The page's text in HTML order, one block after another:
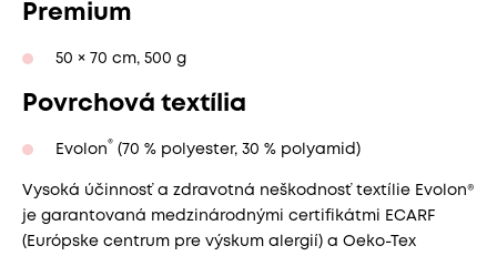
Premium
50 × 70 cm, 500 g
Povrchová textília
Evolon® (70 % polyester, 30 % polyamid)
Vysoká účinnosť a zdravotná neškodnosť textílie Evolon®
je garantovaná medzinárodnými certifikátmi ECARF
(Európske centrum pre výskum alergií) a Oeko-Tex